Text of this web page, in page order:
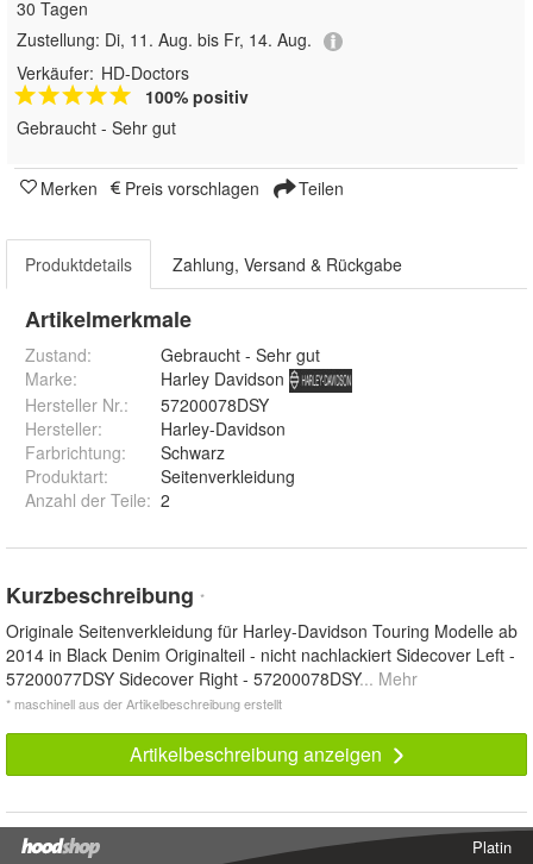
30 Tagen
Zustellung: Di, 11. Aug. bis Fr, 14. Aug.
Verkäufer: HD-Doctors
100% positiv
Gebraucht - Sehr gut
Merken Preis vorschlagen Teilen
Produktdetails Zahlung, Versand & Rückgabe
Artikelmerkmale
Zustand:
Gebraucht - Sehr gut
Marke:
Harley Davidson
Hersteller Nr.:
57200078DSY
Hersteller:
Harley-Davidson
Farbrichtung:
Schwarz
Produktart:
Seitenverkleidung
Anzahl der Teile: 2
Kurzbeschreibung *
Originale Seitenverkleidung für Harley-Davidson Touring Modelle ab
2014 in Black Denim Originalteil - nicht nachlackiert Sidecover Left -
57200077DSY Sidecover Right - 57200078DSY... Mehr
* maschinell aus der Artikelbeschreibung erstellt
Artikelbeschreibung anzeigen
Platin